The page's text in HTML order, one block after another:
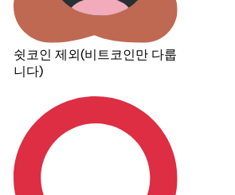
쉿코인 제외(비트코인만 다룹
니다)